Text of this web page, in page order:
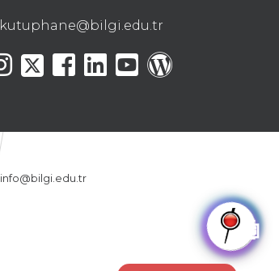
🤖
kutuphane@bilgi.edu.tr
info@bilgi.edu.tr